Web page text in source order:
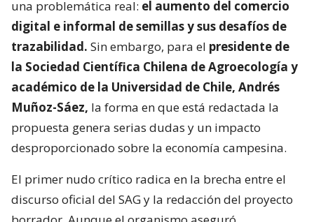
una problemática real: el aumento del comercio
digital e informal de semillas y sus desafíos de
trazabilidad. Sin embargo, para el presidente de
la Sociedad Científica Chilena de Agroecología y
académico de la Universidad de Chile, Andrés
Muñoz-Sáez, la forma en que está redactada la
propuesta genera serias dudas y un impacto
desproporcionado sobre la economía campesina.
El primer nudo crítico radica en la brecha entre el
discurso oficial del SAG y la redacción del proyecto